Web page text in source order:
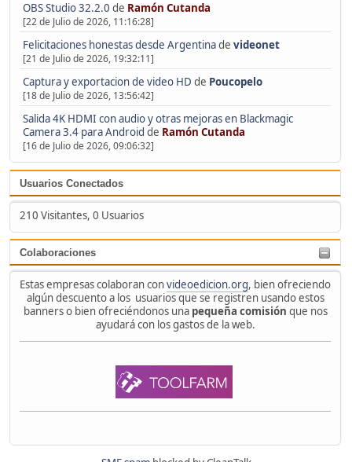
OBS Studio 32.2.0 de Ramón Cutanda
[22 de Julio de 2026, 11:16:28]
Felicitaciones honestas desde Argentinade videonet
[21 de Julio de 2026, 19:32:11]
Captura y exportacion de video HD de Poucopelo
[18 de Julio de 2026, 13:56:42]
Salida 4K HDMI con audio y otras mejoras en Blackmagic
Camera 3.4 para Android de Ramón Cutanda
[16 de Julio de 2026, 09:06:32]
Usuarios Conectados
210 Visitantes, 0 Usuarios
Colaboraciones
Estas empresas colaboran convideoedicion.org, bien ofreciendo
algún descuento a los usuarios que se registren usando estos
banners o bien ofreciéndonos una pequeña comisión que nos
ayudará con los gastos de la web.